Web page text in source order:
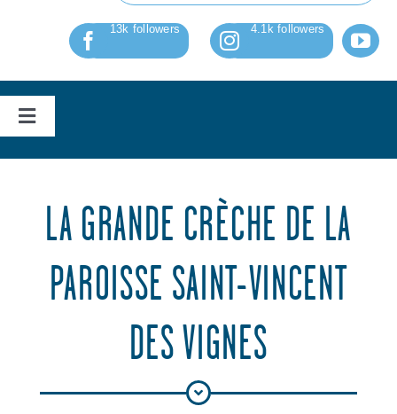
Navigation
Vie d’église
Nos missions
Agenda
LA GRANDE CRÈCHE DE LA
PAROISSE SAINT-VINCENT
DES VIGNES